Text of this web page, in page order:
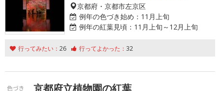
京都府・京都市左京区
例年の色づき始め： 11月上旬
例年の紅葉見頃： 11月上旬～12月上旬
行ってみたい： 26 行ってよかった： 32
京都府立植物園の紅葉